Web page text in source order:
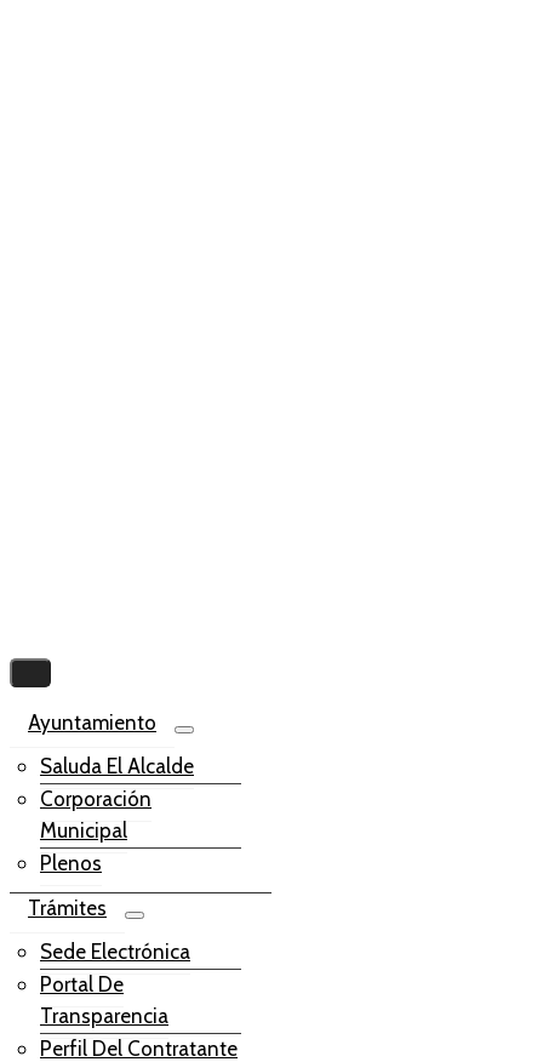
Ayuntamiento
Saluda El Alcalde
Corporación
Municipal
Plenos
Trámites
Sede Electrónica
Portal De
Transparencia
Perfil Del Contratante